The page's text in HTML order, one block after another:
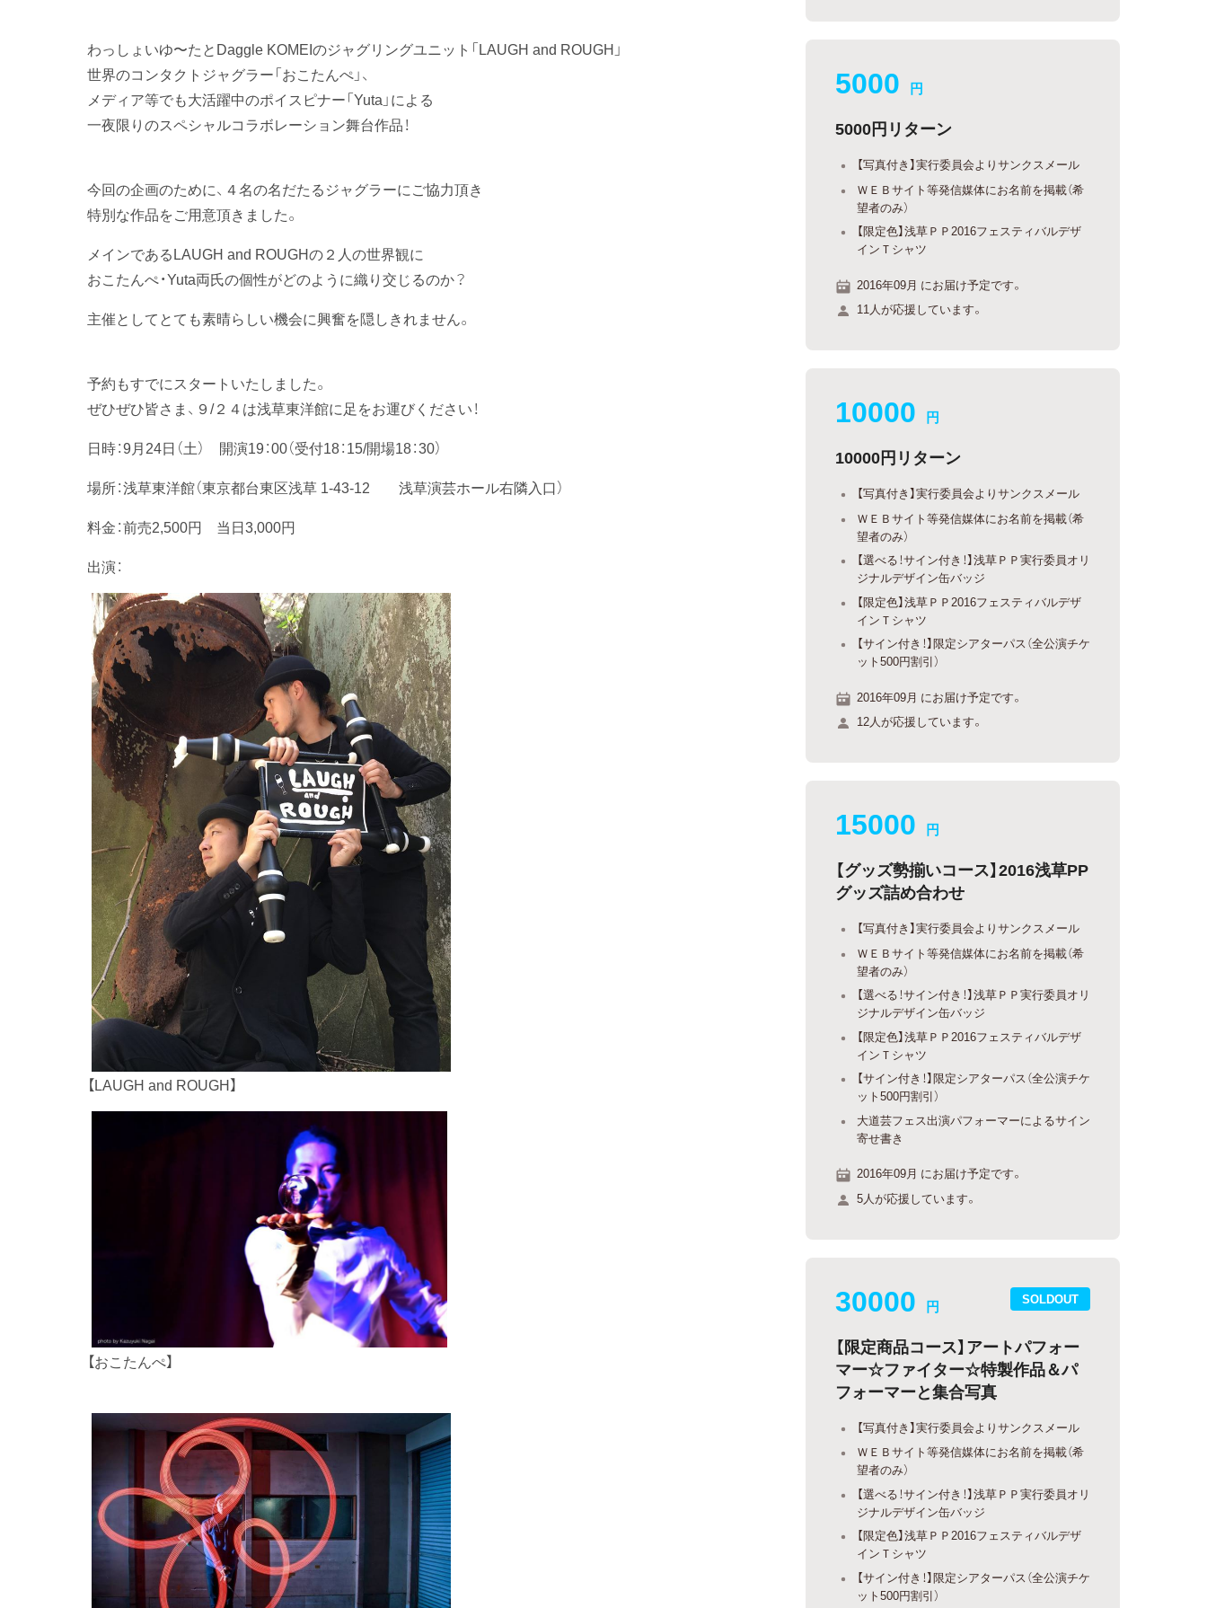
わっしょいゆ〜たとDaggle KOMEIのジャグリングユニット「LAUGH and ROUGH」
世界のコンタクトジャグラー「おこたんぺ」、
メディア等でも大活躍中のポイスピナー「Yuta」による
一夜限りのスペシャルコラボレーション舞台作品！
今回の企画のために、４名の名だたるジャグラーにご協力頂き
特別な作品をご用意頂きました。
メインであるLAUGH and ROUGHの２人の世界観に
おこたんぺ・Yuta両氏の個性がどのように織り交じるのか？
主催としてとても素晴らしい機会に興奮を隠しきれません。
予約もすでにスタートいたしました。
ぜひぜひ皆さま、９/２４は浅草東洋館に足をお運びください！
日時：9月24日（土） 開演19：00（受付18：15/開場18：30）
場所：浅草東洋館（東京都台東区浅草 1-43-12 浅草演芸ホール右隣入口）
料金：前売2,500円 当日3,000円
出演：
【LAUGH and ROUGH】
【おこたんぺ】
5000 円
5000円リターン
【写真付き】実行委員会よりサンクスメール
ＷＥＢサイト等発信媒体にお名前を掲載（希
望者のみ）
【限定色】浅草ＰＰ2016フェスティバルデザ
インＴシャツ
2016年09月 にお届け予定です。
11人が応援しています。
10000 円
10000円リターン
【写真付き】実行委員会よりサンクスメール
ＷＥＢサイト等発信媒体にお名前を掲載（希
望者のみ）
【選べる！サイン付き！】浅草ＰＰ実行委員オリ
ジナルデザイン缶バッジ
【限定色】浅草ＰＰ2016フェスティバルデザ
インＴシャツ
【サイン付き！】限定シアターパス（全公演チケ
ット500円割引）
2016年09月 にお届け予定です。
12人が応援しています。
15000 円
【グッズ勢揃いコース】2016浅草PP
グッズ詰め合わせ
【写真付き】実行委員会よりサンクスメール
ＷＥＢサイト等発信媒体にお名前を掲載（希
望者のみ）
【選べる！サイン付き！】浅草ＰＰ実行委員オリ
ジナルデザイン缶バッジ
【限定色】浅草ＰＰ2016フェスティバルデザ
インＴシャツ
【サイン付き！】限定シアターパス（全公演チケ
ット500円割引）
大道芸フェス出演パフォーマーによるサイン
寄せ書き
2016年09月 にお届け予定です。
5人が応援しています。
SOLDOUT
30000 円
【限定商品コース】アートパフォー
マー☆ファイター☆特製作品＆パ
フォーマーと集合写真
【写真付き】実行委員会よりサンクスメール
ＷＥＢサイト等発信媒体にお名前を掲載（希
望者のみ）
【選べる！サイン付き！】浅草ＰＰ実行委員オリ
ジナルデザイン缶バッジ
【限定色】浅草ＰＰ2016フェスティバルデザ
インＴシャツ
【サイン付き！】限定シアターパス（全公演チケ
ット500円割引）